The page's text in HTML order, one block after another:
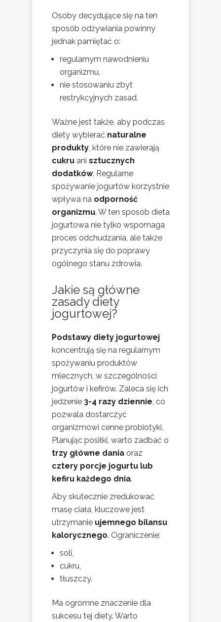
Osoby decydujące się na ten
sposób odżywiania powinny
jednak pamiętać o:
regularnym nawodnieniu
organizmu,
nie stosowaniu zbyt
restrykcyjnych zasad.
Ważne jest także, aby podczas
diety wybierać naturalne
produkty, które nie zawierają
cukru ani sztucznych
dodatków. Regularne
spożywanie jogurtów korzystnie
wpływa na odporność
organizmu. W ten sposób dieta
jogurtowa nie tylko wspomaga
proces odchudzania, ale także
przyczynia się do poprawy
ogólnego stanu zdrowia.
Jakie są główne
zasady diety
jogurtowej?
Podstawy diety jogurtowej
koncentrują się na regularnym
spożywaniu produktów
mlecznych, w szczególności
jogurtów i kefirów. Zaleca się ich
jedzenie 3-4 razy dziennie, co
pozwala dostarczyć
organizmowi cenne probiotyki.
Planując posiłki, warto zadbać o
trzy główne dania oraz
cztery porcje jogurtu lub
kefiru każdego dnia.
Aby skutecznie zredukować
masę ciała, kluczowe jest
utrzymanie ujemnego bilansu
kalorycznego. Ograniczenie:
soli,
cukru,
tłuszczy.
Ma ogromne znaczenie dla
sukcesu tej diety. Warto